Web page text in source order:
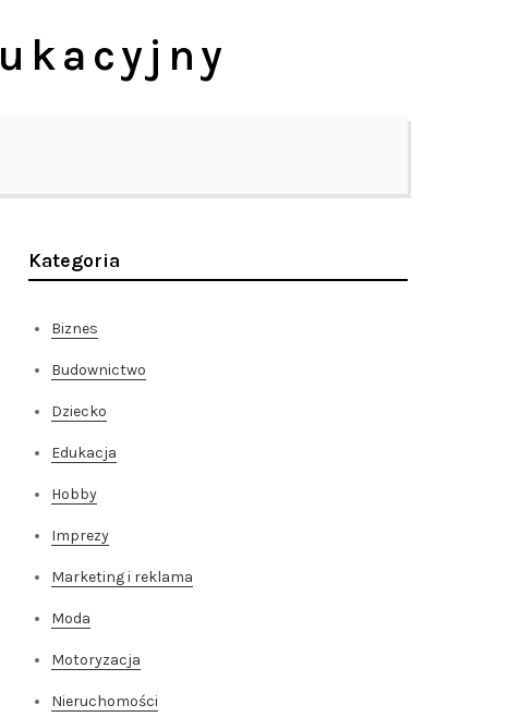
Kategoria
Biznes
Budownictwo
Dziecko
Edukacja
Hobby
Imprezy
Marketing i reklama
Moda
Motoryzacja
Nieruchomości